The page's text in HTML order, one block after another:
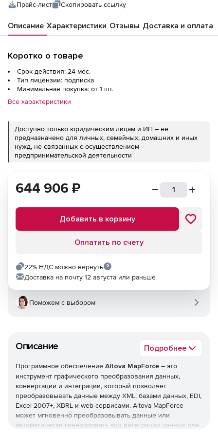
Прайс-лист
Скопировать ссылку
Описание Характеристики Отзывы Доставка и оплата
Коротко о товаре
Срок действия: 24 мес.
Тип лицензии: подписка
Минимальная покупка: от 1 шт.
Все характеристики
Доступно только юридическим лицам и ИП – не
предназначено для личных, семейных, домашних и иных
нужд, не связанных с осуществлением
предпринимательской деятельности
Описание Подробнее
Программное обеспечение Altova MapForce – это
инструмент графического преобразования данных,
конвертации и интеграции, который позволяет
преобразовывать данные между XML, базами данных, EDI,
Excel 2007+, XBRL и web-сервисами. Altova MapForce
может мгновенно преобразовывать данные или
автоматически генерировать код интеграции данных для
644 906 ₽
Добавить в корзину
Оплатить по счету
22% НДС можно вернуть
Доставка на почту 12 августа или раньше
Поможем с выбором